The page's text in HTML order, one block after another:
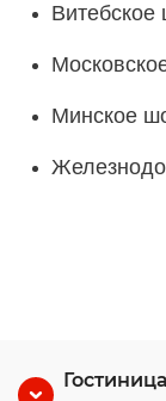
Витебское
Минское